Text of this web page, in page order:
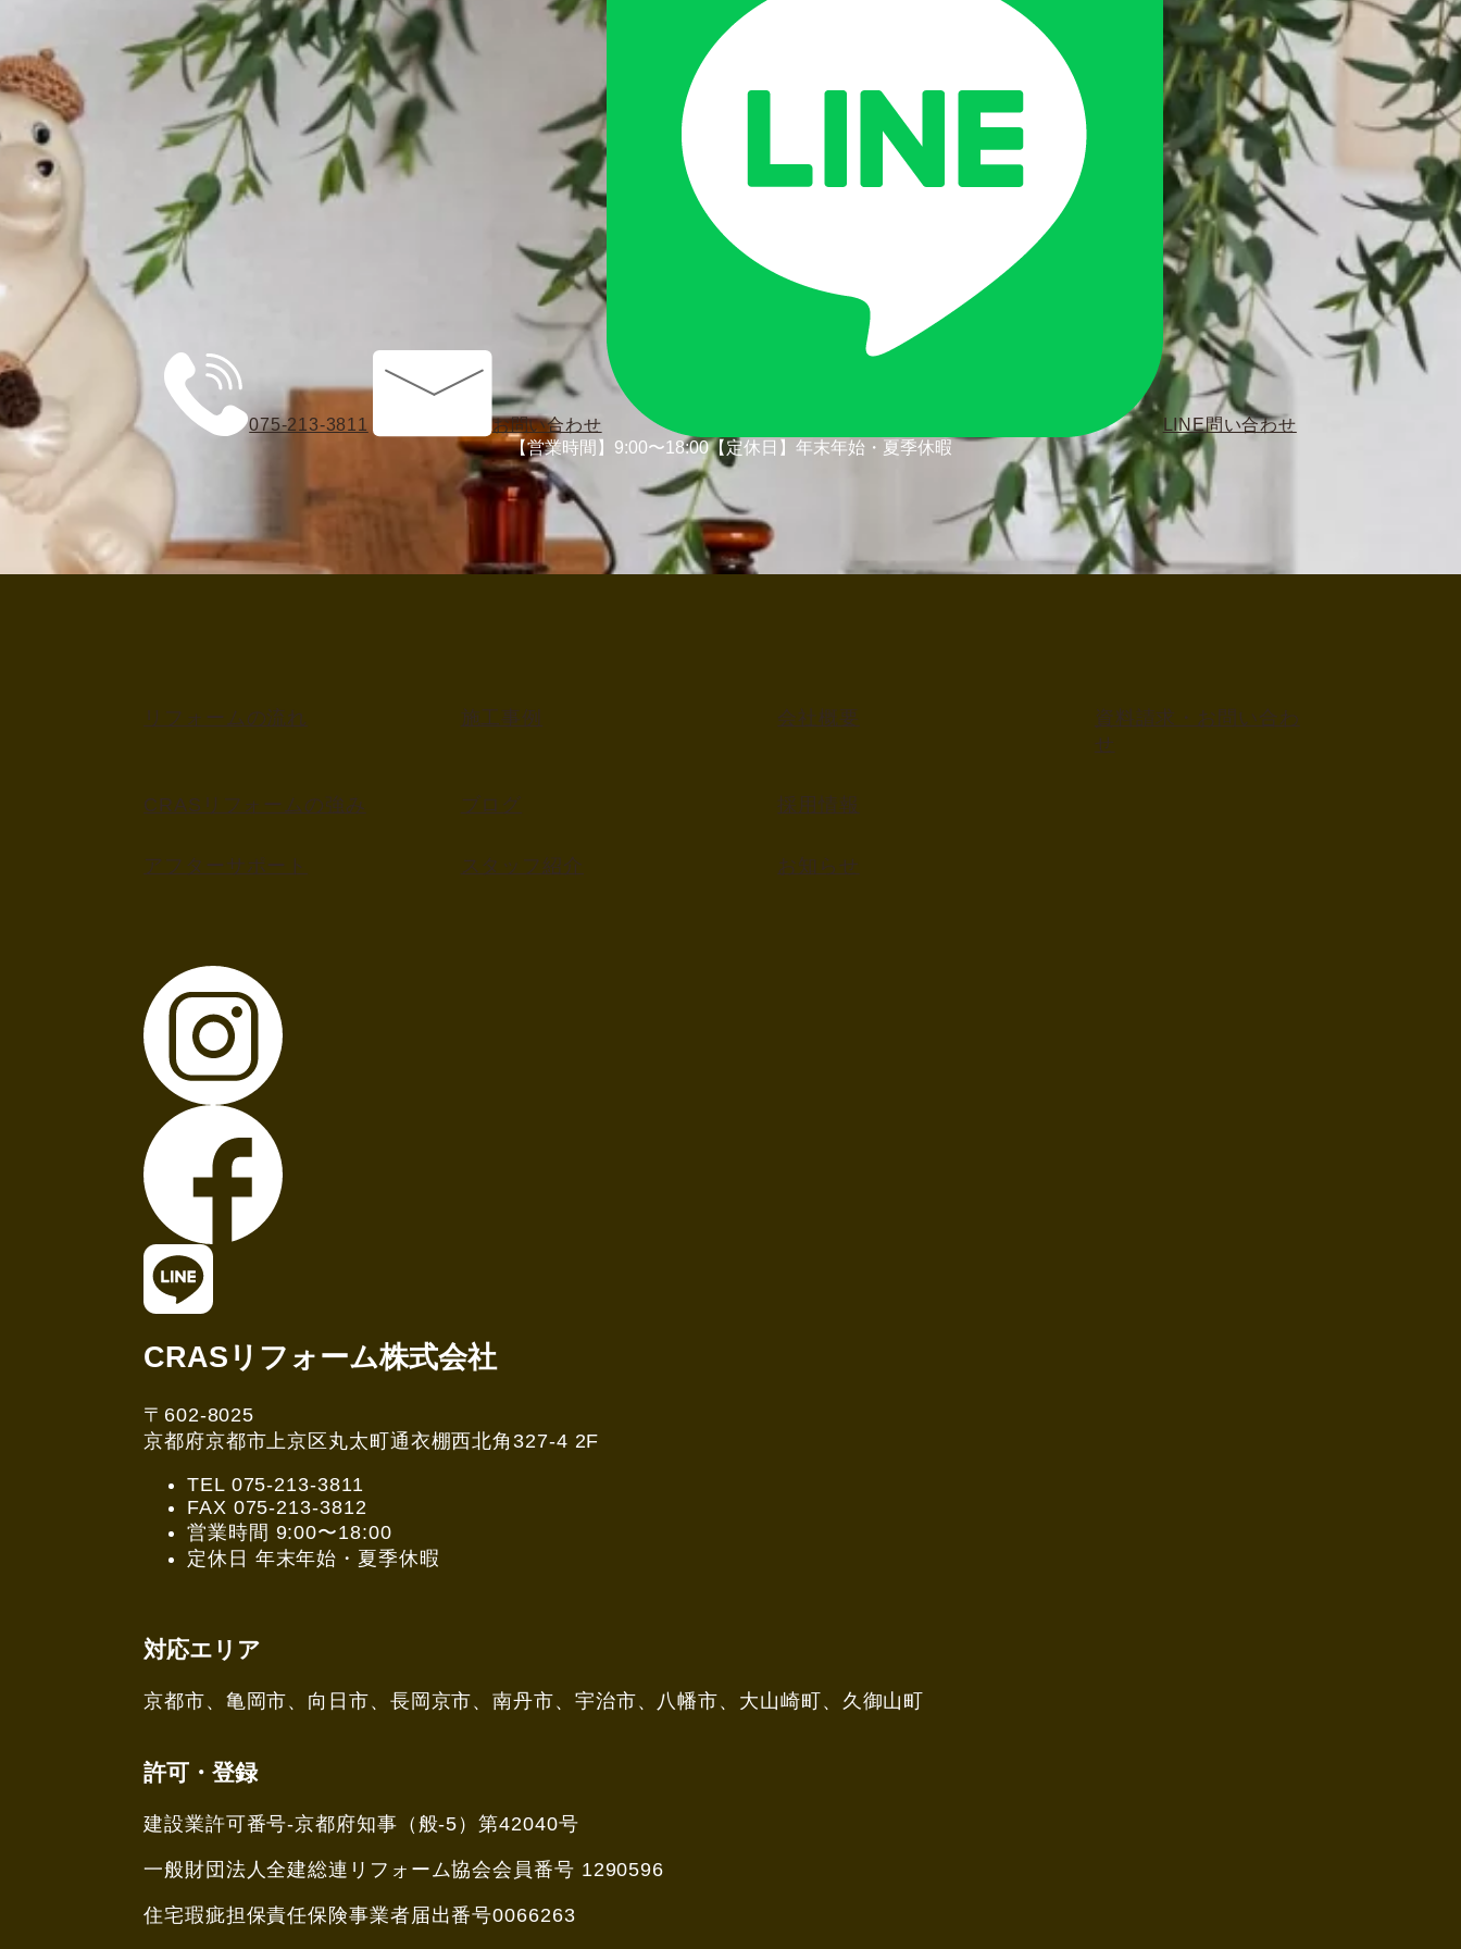
075-213-3811 お問い合わせ
LINE問い合わせ
【営業時間】9:00〜18:00【定休日】年末年始・夏季休暇
リフォームの流れ
CRASリフォームの強み
アフターサポート
施工事例
ブログ
スタッフ紹介
会社概要
採用情報
お知らせ
資料請求・お問い合わ
せ
CRASリフォーム株式会社
〒602-8025
京都府京都市上京区丸太町通衣棚西北角327-4 2F
TEL 075-213-3811
FAX 075-213-3812
営業時間 9:00〜18:00
定休日 年末年始・夏季休暇
対応エリア
京都市、亀岡市、向日市、長岡京市、南丹市、宇治市、八幡市、大山崎町、久御山町
許可・登録
建設業許可番号-京都府知事（般-5）第42040号
一般財団法人全建総連リフォーム協会会員番号 1290596
住宅瑕疵担保責任保険事業者届出番号0066263